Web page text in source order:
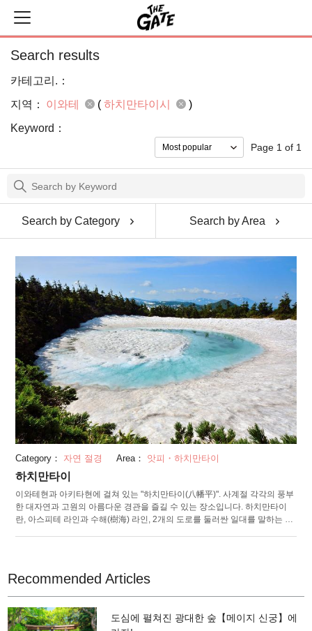
Search results
카테고리.：
지역：
이와테 ( 하치만타이시
)
Keyword：
Page 1 of 1
Search by Category Search by Area
Category： 자연 절경 Area： 앗피・하치만타이
하치만타이
이와테현과 아키타현에 걸쳐 있는 "하치만타이(八幡平)". 사계절 각각의 풍부
한 대자연과 고원의 아름다운 경관을 즐길 수 있는 장소입니다. 하치만타이
란, 아스피테 라인과 수해(樹海) 라인, 2개의 도로를 둘러싼 일대를 말하는 것.
다. 늪의 중심에 동그랗게 눈이 남아서 하늘에서 내려다보면 마치 거대한 “용
의 눈”처럼 보이게 되는 것에서 이름이 지어진 그 광경은 바로 압권입니다. 전
국 유수의 단풍 스폿으로 알려진 하치만타이 산중에서는 9월 하순부터 10월
중순에 절정을 맞이합니다.
Recommended Articles
도심에 펼쳐진 광대한 숲【메이지 신궁】에